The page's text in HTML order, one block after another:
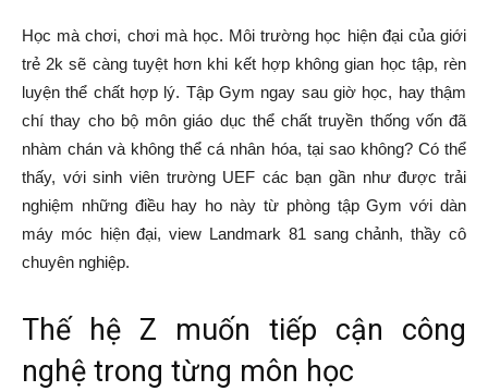
Học mà chơi, chơi mà học. Môi trường học hiện đại của giới
trẻ 2k sẽ càng tuyệt hơn khi kết hợp không gian học tập, rèn
luyện thể chất hợp lý. Tập Gym ngay sau giờ học, hay thậm
chí thay cho bộ môn giáo dục thể chất truyền thống vốn đã
nhàm chán và không thể cá nhân hóa, tại sao không? Có thể
thấy, với sinh viên trường UEF các bạn gần như được trải
nghiệm những điều hay ho này từ phòng tập Gym với dàn
máy móc hiện đại, view Landmark 81 sang chảnh, thầy cô
chuyên nghiệp.
Thế hệ Z muốn tiếp cận công
nghệ trong từng môn học